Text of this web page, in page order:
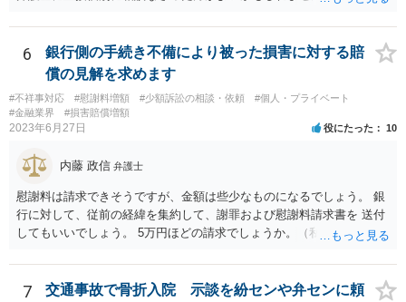
払うという約束なのであれば、支払計画のリスケジュールの可否につ
いて検討するだけということにはなるはずです。）
6
銀行側の手続き不備により被った損害に対する賠
償の見解を求めます
#不祥事対応 #慰謝料増額 #少額訴訟の相談・依頼
#個人・プライベート
#金融業界
#損害賠償増額
2023年6月27日 役にたった 10
内藤 政信 弁護士
慰謝料は請求できそうですが、金額は些少なものになるでしょう。 銀
行に対して、従前の経緯を集約して、謝罪および慰謝料請求書を 送付
してもいいでしょう。 5万円ほどの請求でしょうか。（私見）
7
交通事故で骨折入院 示談を紛センや弁センに頼